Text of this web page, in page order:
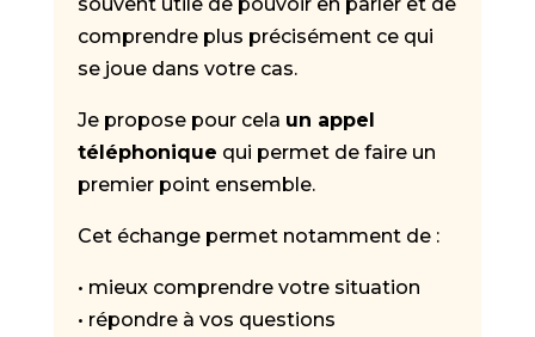
comprendre plus précisément ce qui
se joue dans votre cas.
Je propose pour cela un appel
téléphonique qui permet de faire un
premier point ensemble.
Cet échange permet notamment de :
• mieux comprendre votre situation
• répondre à vos questions